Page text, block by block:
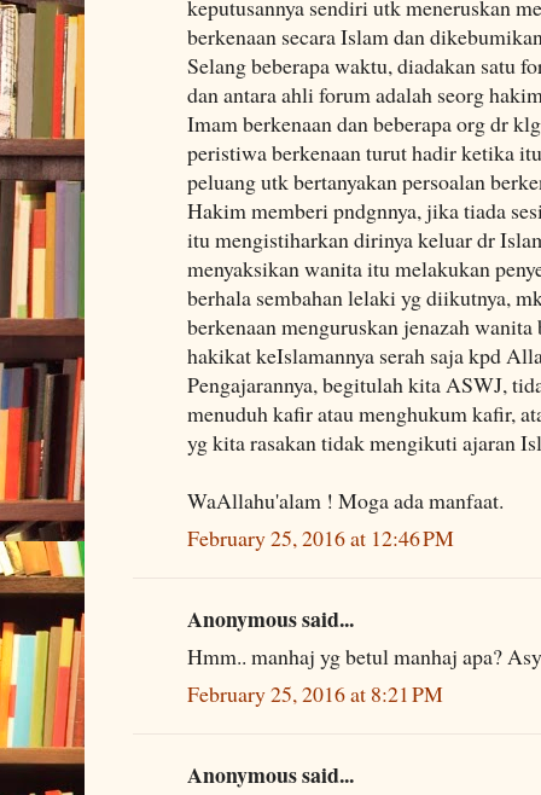
keputusannya sendiri utk meneruskan
berkenaan secara Islam dan
Selang beberapa waktu, diadakan satu
dan antara ahli forum adalah seorg
Imam berkenaan dan beberapa org dr
peristiwa berkenaan turut hadir ketika
peluang utk bertanyakan persoalan
Hakim memberi pndgnnya, jika tiada
itu mengistiharkan dirinya keluar dr
menyaksikan wanita itu melakukan
berhala sembahan lelaki yg diikutnya,
berkenaan menguruskan jenazah
hakikat keIslamannya serah saja kpd
Pengajarannya, begitulah kita ASWJ,
menuduh kafir atau menghukum kafir,
yg kita rasakan tidak mengikuti ajaran
WaAllahu'alam ! Moga ada manfaat.
February 25, 2016 at 12:46 PM
Anonymous said...
Hmm.. manhaj yg betul manhaj apa?
February 25, 2016 at 8:21 PM
Anonymous said...